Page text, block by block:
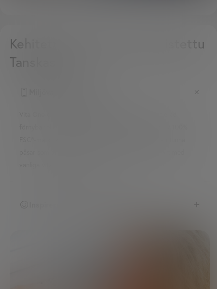
Kehitetty, testattu ja valmistettu
Tanskassa